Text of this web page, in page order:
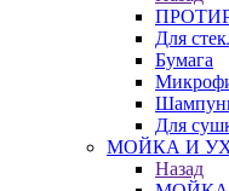
Для
Бумага
Для
МОЙКА И
Назад